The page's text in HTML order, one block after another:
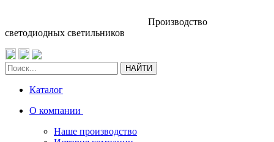
Производство
светодиодных светильников
НАЙТИ
Каталог
О компании
Наше производство